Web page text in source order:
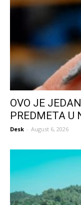
OVO JE
PREDMETA U
Desk - August 6, 2026